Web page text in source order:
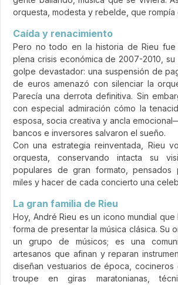
orquesta, modesta y rebelde, que rompía
Caída y renacimiento
Pero no todo en la historia de Rieu fue
plena crisis económica de 2007-2010,
golpe devastador: una suspensión de
de euros amenazó con silenciar la
Parecía una derrota definitiva. Sin
con especial admiración cómo la
esposa, socia creativa y ancla
bancos e inversores salvaron el sueño.
Con una estrategia reinventada, Rieu
orquesta, conservando intacta su
populares de gran formato, pensados
miles y hacer de cada concierto una
La gran familia de Rieu
Hoy, André Rieu es un icono mundial que
forma de presentar la música clásica. Su
un grupo de músicos; es una
artesanos que afinan y reparan
diseñan vestuarios de época, cocineros
troupe en giras maratonianas,